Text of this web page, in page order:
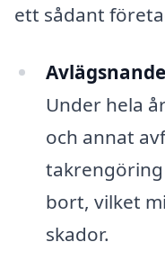
ett sådant
Under hela
och annat
bort, vilket
skador.